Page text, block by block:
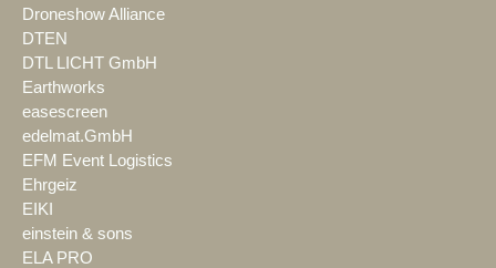
Droneshow Alliance
DTEN
DTL LICHT GmbH
Earthworks
easescreen
edelmat.GmbH
EFM Event Logistics
Ehrgeiz
EIKI
einstein & sons
ELA PRO